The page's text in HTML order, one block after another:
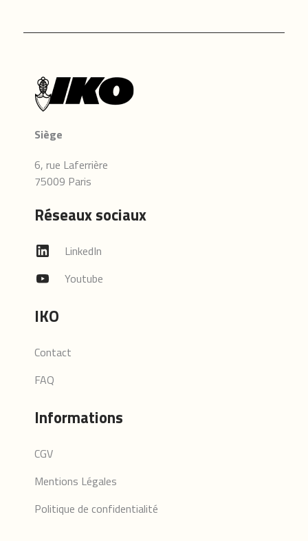
Siège
6, rue Laferrière
75009 Paris
Réseaux sociaux
LinkedIn
Youtube
IKO
Contact
FAQ
Informations
CGV
Mentions Légales
Politique de confidentialité